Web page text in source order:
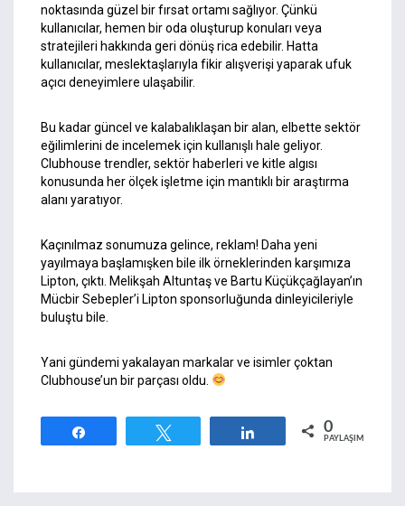
noktasında güzel bir fırsat ortamı sağlıyor. Çünkü
kullanıcılar, hemen bir oda oluşturup konuları veya
stratejileri hakkında geri dönüş rica edebilir. Hatta
kullanıcılar, meslektaşlarıyla fikir alışverişi yaparak ufuk
açıcı deneyimlere ulaşabilir.
Bu kadargüncel ve kalabalıklaşan bir alan, elbette sektör
eğilimlerini de incelemek için kullanışlı hale geliyor.
Clubhouse trendler, sektör haberleri ve kitle algısı
konusunda her ölçek işletme için mantıklı bir araştırma
alanı yaratıyor.
Kaçınılmaz sonumuza gelince, reklam! Daha yeni
yayılmaya başlamışken bile ilk örneklerinden karşımıza
Lipton, çıktı. Melikşah Altuntaş ve Bartu Küçükçağlayan’ın
Mücbir Sebepler’i Lipton sponsorluğunda dinleyicileriyle
buluştu bile.
Yani gündemi yakalayan markalar ve isimler çoktan
Clubhouse’un bir parçası oldu.
0
PAYLAŞIMLAR